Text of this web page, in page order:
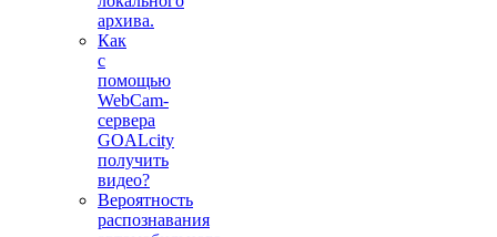
архива.
Как
с
помощью
WebCam-
сервера
GOALcity
получить
видео?
Вероятность
распознавания